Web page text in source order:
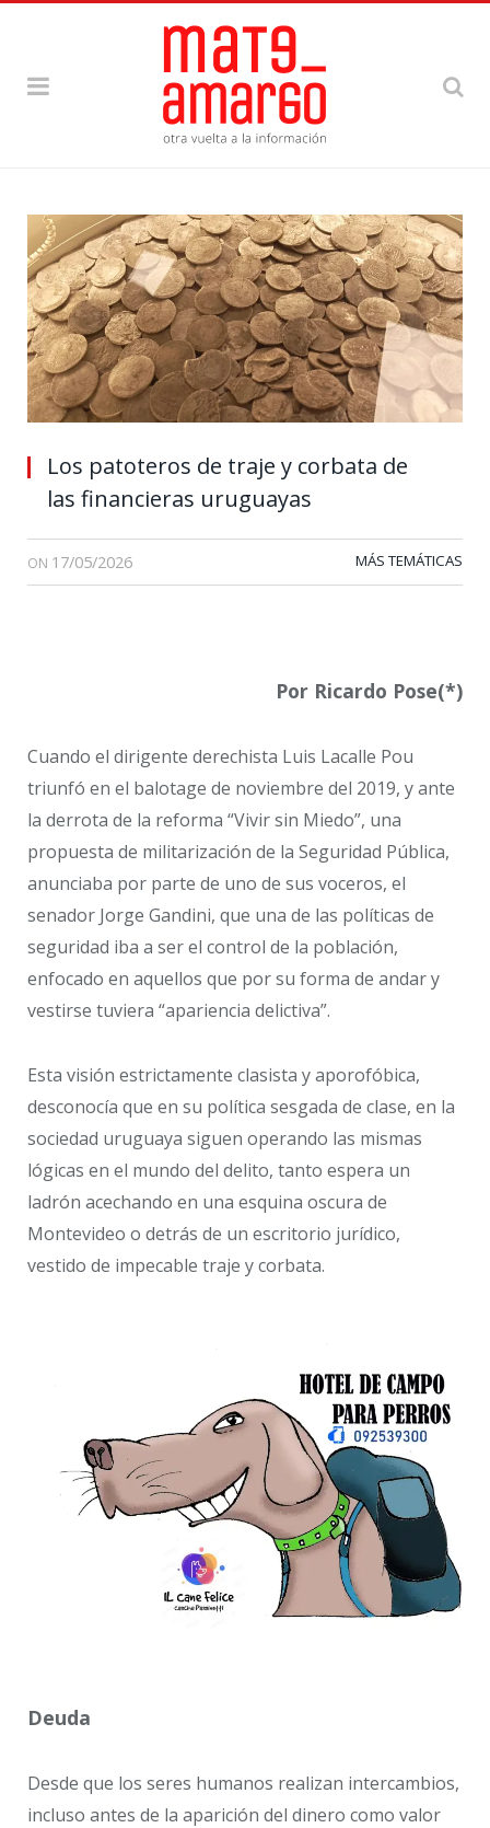
Los patoteros de traje y corbata de
las financieras uruguayas
ON 17/05/2026 MÁS TEMÁTICAS
Por Ricardo Pose(*)
Cuando el dirigente derechista Luis Lacalle Pou
triunfó en el balotage de noviembre del 2019, y ante
la derrota de la reforma “Vivir sin Miedo”, una
propuesta de militarización de la Seguridad Pública,
anunciaba por parte de uno de sus voceros, el
senador Jorge Gandini, que una de las políticas de
seguridad iba a ser el control de la población,
enfocado en aquellos que por su forma de andar y
vestirse tuviera “apariencia delictiva”.
Esta visión estrictamente clasista y aporofóbica,
desconocía que en su política sesgada de clase, en la
sociedad uruguaya siguen operando las mismas
lógicas en el mundo del delito, tanto espera un
ladrón acechando en una esquina oscura de
Montevideo o detrás de un escritorio jurídico,
vestido de impecable traje y corbata.
Deuda
Desde que los seres humanos realizan intercambios,
incluso antes de la aparición del dinero como valor